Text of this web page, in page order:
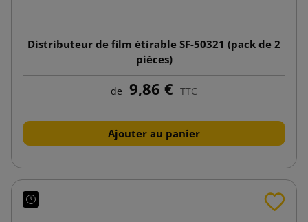
Distributeur de film étirable SF-50321 (pack de 2
pièces)
de 9,86 € TTC
Ajouter au panier